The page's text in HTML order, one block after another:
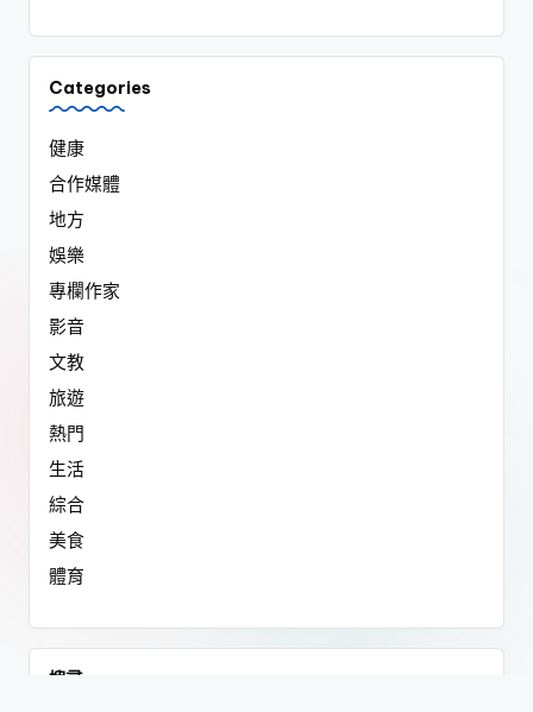
Categories
健康
合作媒體
地方
娛樂
專欄作家
影音
文教
旅遊
熱門
生活
綜合
美食
體育
搜尋